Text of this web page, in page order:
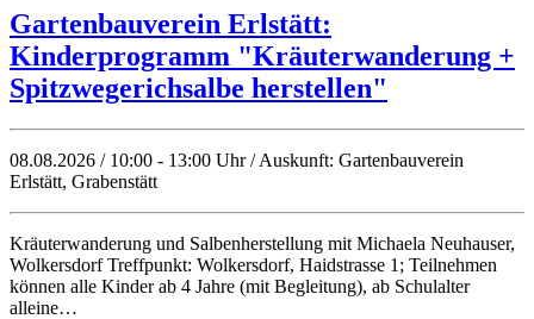
Gartenbauverein Erlstätt:
Kinderprogramm "Kräuterwanderung +
Spitzwegerichsalbe herstellen"
08.08.2026 / 10:00 - 13:00 Uhr / Auskunft: Gartenbauverein
Erlstätt, Grabenstätt
Kräuterwanderung und Salbenherstellung mit Michaela Neuhauser,
Wolkersdorf Treffpunkt: Wolkersdorf, Haidstrasse 1; Teilnehmen
können alle Kinder ab 4 Jahre (mit Begleitung), ab Schulalter
alleine…